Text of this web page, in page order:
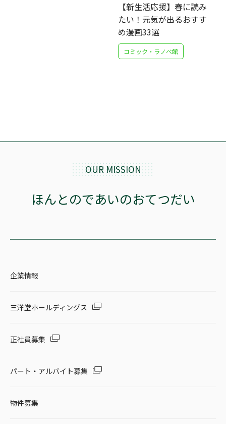
【新生活応援】春に読み
たい！元気が出るおすす
め漫画33選
コミック・ラノベ館
OUR MISSION
ほんとのであいのおてつだい
企業情報
三洋堂ホールディングス
正社員募集
パート・アルバイト募集
物件募集